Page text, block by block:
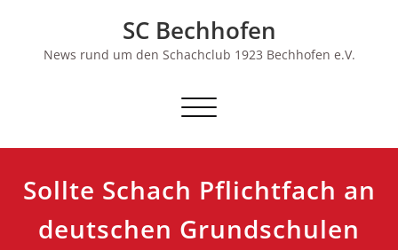
SC Bechhofen
News rund um den Schachclub 1923 Bechhofen e.V.
Schalte
Sollte Schach Pflichtfach an
deutschen Grundschulen